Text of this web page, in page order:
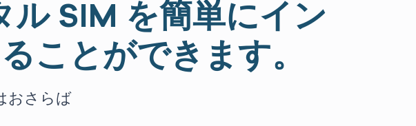
SIM を簡単にイン
ことができます。
おさらば